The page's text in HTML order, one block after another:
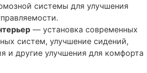
системы для улучшения
— установка современных
систем, улучшение сидений,
и другие улучшения для комфорта